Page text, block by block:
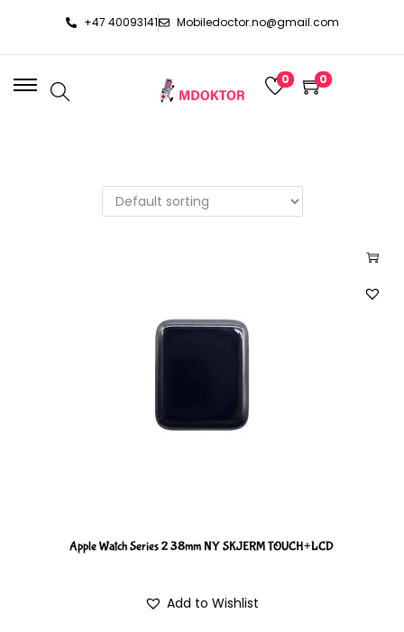
+47 40093141 Mobiledoctor.no@gmail.com
0 0
Apple Watch Series 2 38mm NY SKJERM TOUCH+LCD
Add to Wishlist